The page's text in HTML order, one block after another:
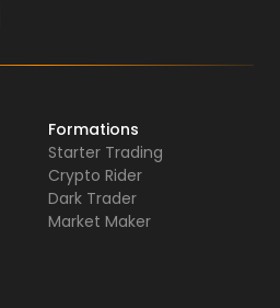
Formations
Starter Trading
Crypto Rider
Dark Trader
Market Maker